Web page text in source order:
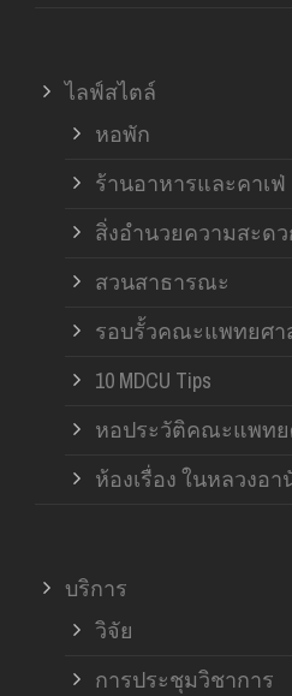
ไลฟ์สไตล์
หอพัก
ร้านอาหารและคาเฟ่
สิ่งอำนวยความสะด
สวนสาธารณะ
รอบรั้วคณะแพทยศา
10 MDCU Tips
หอประวัติคณะแพทย
ห้องเรื่อง ในหลวงอ
บริการ
วิจัย
การประชุมวิชาการ